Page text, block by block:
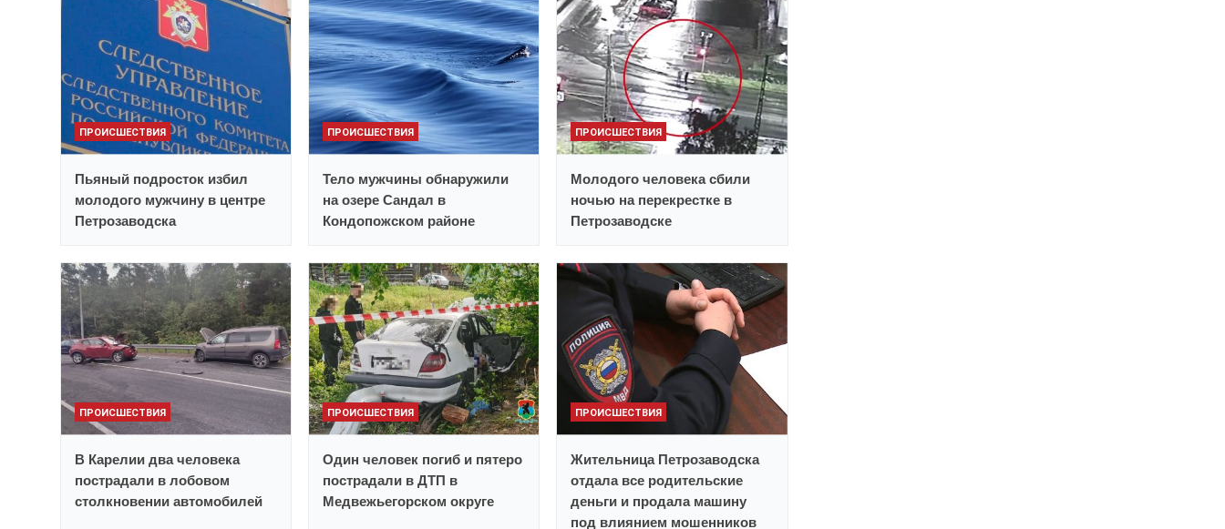
ПРОИСШЕСТВИЯ
Пьяный подросток избил
молодого мужчину в центре
Петрозаводска
ПРОИСШЕСТВИЯ
Тело мужчины обнаружили
на озере Сандал в
Кондопожском районе
ПРОИСШЕСТВИЯ
Молодого человека сбили
ночью на перекрестке в
Петрозаводске
ПРОИСШЕСТВИЯ
В Карелии два человека
пострадали в лобовом
столкновении автомобилей
ПРОИСШЕСТВИЯ
Один человек погиб и пятеро
пострадали в ДТП в
Медвежьегорском округе
ПРОИСШЕСТВИЯ
Жительница Петрозаводска
отдала все родительские
деньги и продала машину
под влиянием мошенников